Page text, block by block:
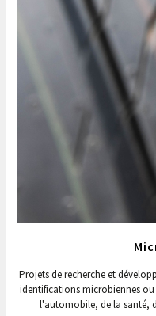
Projets de recherche et
identifications microbiennes ou
l'automobile, de la santé,